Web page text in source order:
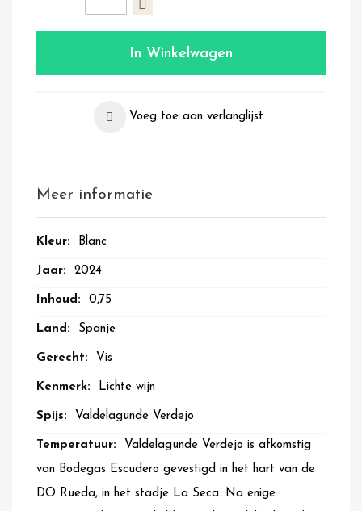
In Winkelwagen
Voeg toe aan verlanglijst
Meer informatie
Meer
Blanc
2024
0,75
Spanje
Vis
Lichte wijn
Valdelagunde Verdejo
Valdelagunde Verdejo is afkomstig
van Bodegas Escudero gevestigd in het hart van de
DO Rueda, in het stadje La Seca. Na enige